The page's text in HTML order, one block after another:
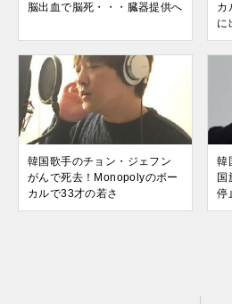
脳出血で脳死・・・臓器提供へ
カ
に
韓国歌手のチョン・ジェフン
がんで死去！Monopolyのボー
カルで33才の若さ
韓
国
停